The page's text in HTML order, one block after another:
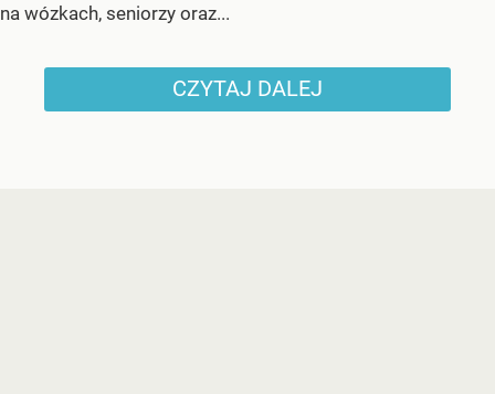
na wózkach, seniorzy oraz...
CZYTAJ DALEJ